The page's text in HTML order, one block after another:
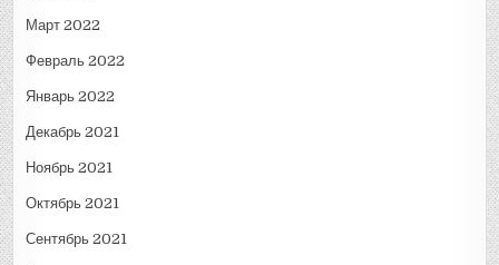
Март 2022
Февраль 2022
Январь 2022
Декабрь 2021
Ноябрь 2021
Октябрь 2021
Сентябрь 2021